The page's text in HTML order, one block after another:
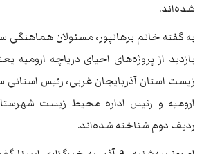
شده‌اند.
به گفته خانم برهانپور، مسئولان هماهنگی
بازدید از پروژه‌های احیای دریاچه
زیست استان آذربایجان غربی، رئیس استانی
ارومیه و رئیس اداره محیط زیست
ردیف دوم شناخته شده‌اند.